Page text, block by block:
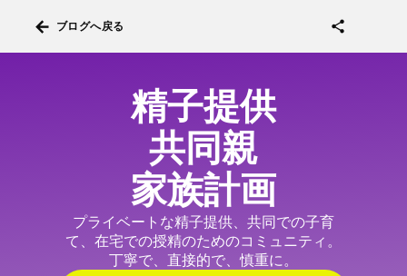
arrow_back ブログへ戻る share
精子提供
共同親
家族計画
プライベートな精子提供、共同での子育
て、在宅での授精のためのコミュニティ。
丁寧で、直接的で、慎重に。